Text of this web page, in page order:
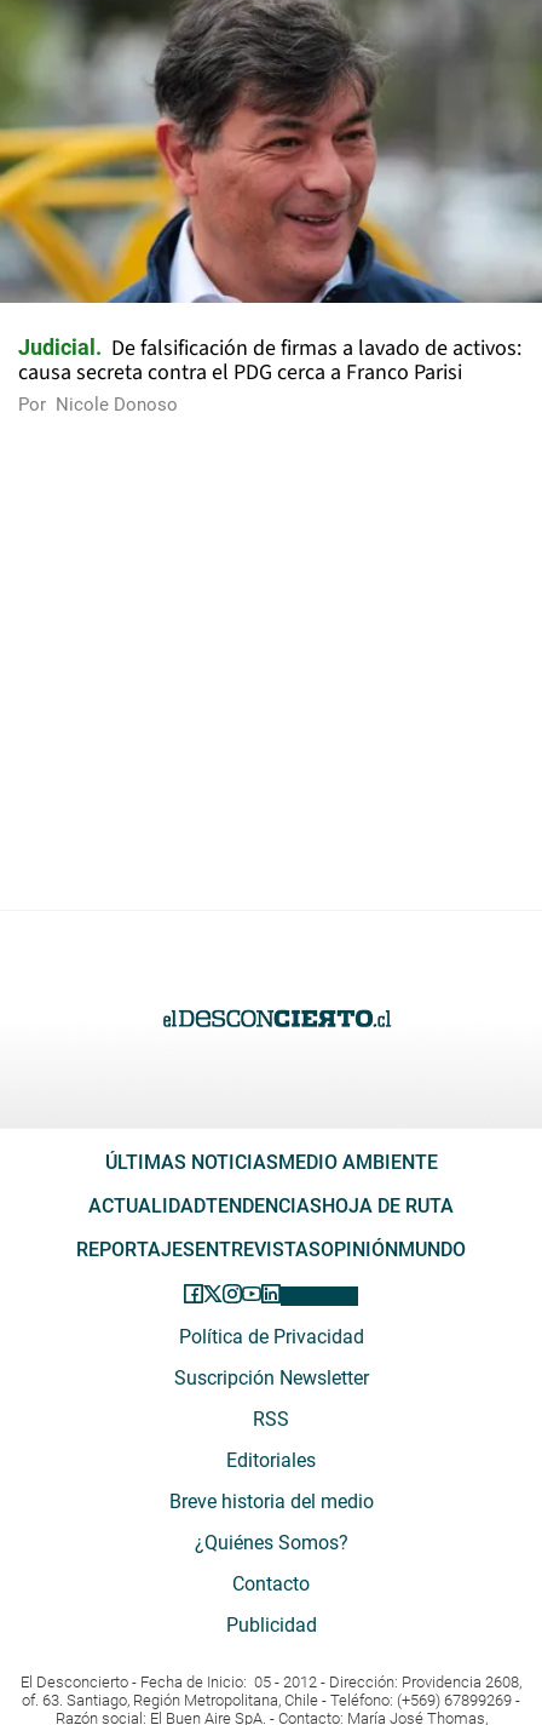
Judicial
De falsificación de firmas a lavado de activos:
causa secreta contra el PDG cerca a Franco Parisi
Por Nicole Donoso
ÚLTIMAS NOTICIAS MEDIO AMBIENTE
ACTUALIDADTENDENCIAS HOJA DE RUTA
REPORTAJES ENTREVISTASOPINIÓN MUNDO
Política de Privacidad
Suscripción Newsletter
RSS
Editoriales
Breve historia del medio
¿Quiénes Somos?
Contacto
Publicidad
El Desconcierto - Fecha de Inicio: 05 - 2012 - Dirección: Providencia 2608,
of. 63. Santiago, Región Metropolitana, Chile - Teléfono: (+569) 67899269 -
Razón social: El Buen Aire SpA. - Contacto: María José Thomas,